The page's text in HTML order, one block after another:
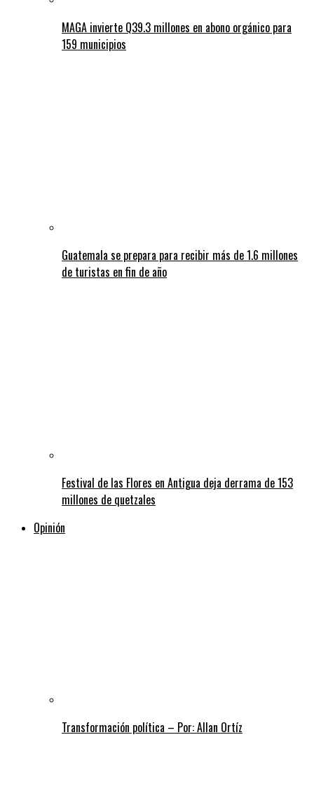
MAGA invierte Q39.3 millones en abono orgánico para
159 municipios
Guatemala se prepara para recibir más de 1.6 millones
de turistas en fin de año
Festival de las Flores en Antigua deja derrama de 153
millones de quetzales
Opinión
Transformación política – Por: Allan Ortíz